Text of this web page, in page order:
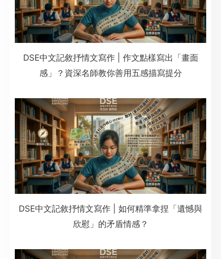
DSE中文記敘抒情文寫作 | 作文點樣寫出「畫面
感」？資深名師教你善用五感描寫提分
DSE中文記敘抒情文寫作 | 如何精準拿捏「遺憾與
欣慰」的矛盾情感？